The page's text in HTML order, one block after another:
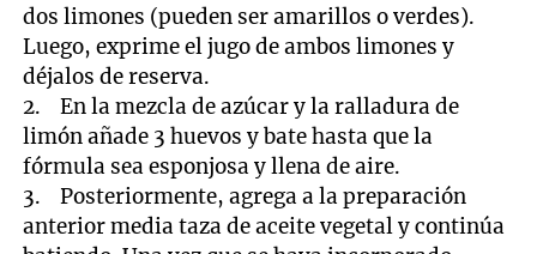
dos limones (pueden ser amarillos o verdes).
Luego, exprime el jugo de ambos limones y
déjalos de reserva.
2. En la mezcla de azúcar y la ralladura de
limón añade 3 huevos y bate hasta que la
fórmula sea esponjosa y llena de aire.
3. Posteriormente, agrega a la preparación
anterior media taza de aceite vegetal y continúa